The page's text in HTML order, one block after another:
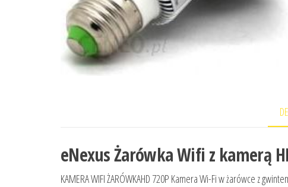
eNexus Żarówka Wifi z kamerą
KAMERA WIFI ŻARÓWKAHD 720P Kamera Wi-Fi w żarówce z